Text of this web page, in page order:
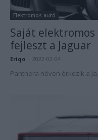
Elektromos autó
Saját
fejleszt a Jaguar
Eriqo 2022-02-04
Panthera néven érkezik a